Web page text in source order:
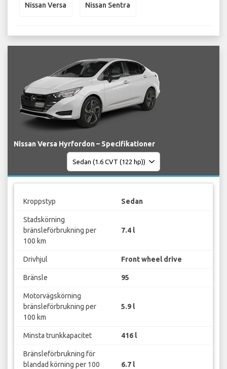
Nissan Versa Nissan Sentra
Nissan Versa Hyrfordon – Specifikationer
Kroppstyp Sedan
Stadskörning
bränsleförbrukning per
100 km
7.4 l
Drivhjul Front wheel drive
Bränsle 95
Motorvägskörning
bränsleförbrukning per
100 km
5.9 l
Minsta trunkkapacitet 416 l
Bränsleförbrukning för
blandad körning per 100
6.7 l